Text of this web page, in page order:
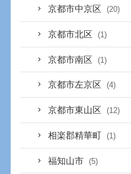
京都市中京区 (20)
京都市北区 (1)
京都市南区 (1)
京都市左京区 (4)
京都市東山区 (12)
相楽郡精華町 (1)
福知山市 (5)